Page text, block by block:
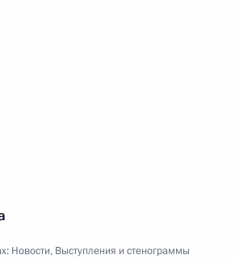
Новости, Выступления и стенограммы